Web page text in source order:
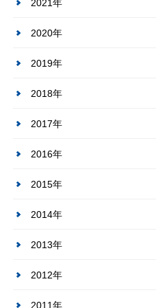
2021年
2020年
2019年
2018年
2017年
2016年
2015年
2014年
2013年
2012年
2011年